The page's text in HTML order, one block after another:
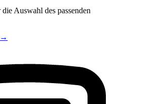
Auswahl des passenden
→